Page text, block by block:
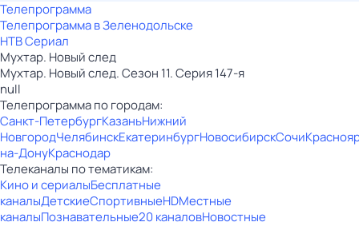
Телепрограмма
Телепрограмма в Зеленодольске
НТВ Сериал
Мухтар. Новый след
Мухтар. Новый след. Сезон 11. Серия 147-я
null
Телепрограмма по городам:
Санкт-ПетербургКазаньНижний
НовгородЧелябинскЕкатеринбургНовосибирскСочи
на-ДонуКраснодар
Телеканалы по тематикам:
Кино и сериалыБесплатные
каналыДетскиеСпортивныеHDМестные
каналыПознавательные20 каналовНовостные